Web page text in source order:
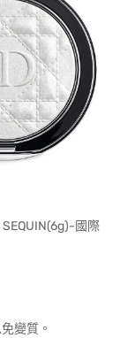
國際
變質。